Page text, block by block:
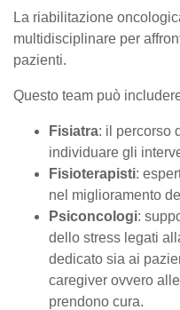
La riabilitazione
multidisciplinare per
pazienti.
Questo team può
Fisiatra: il percorso
individuare gli
Fisioterapisti:
nel miglioramento
Psiconcologi:
dello stress legati
dedicato sia ai
caregiver ovvero
prendono cura.